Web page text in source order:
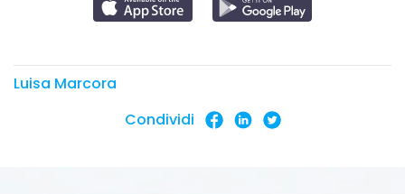
Luisa Marcora
Condividi